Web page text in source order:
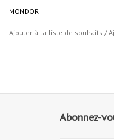
Charte de Grandeurs Mondor
MONDOR
Ajouter à la liste de souhaits /
Abonnez-